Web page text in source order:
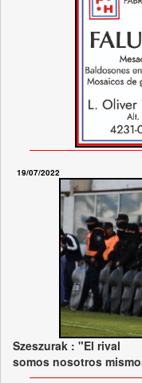
19/07/2022
Szeszurak : "El rival
somos nosotros